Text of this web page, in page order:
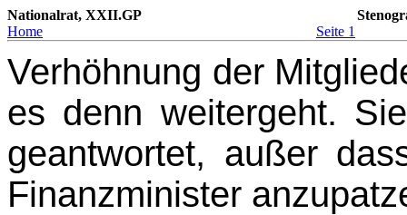
Nationalrat, XXII.GP
Home
Seite 1
Verhöhnung der
es denn weitergeht.
geantwortet, außer
Finanz­minister